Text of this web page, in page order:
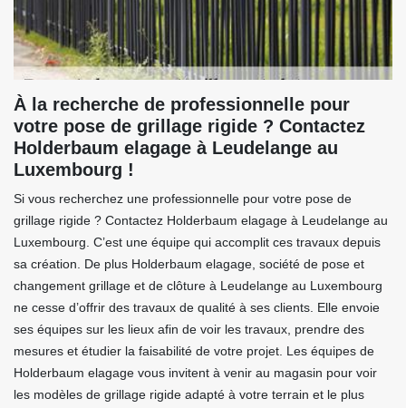
À la recherche de professionnelle pour
votre pose de grillage rigide ? Contactez
Holderbaum elagage à Leudelange au
Luxembourg !
Si vous recherchez une professionnelle pour votre pose de
grillage rigide ? Contactez Holderbaum elagage à Leudelange au
Luxembourg. C’est une équipe qui accomplit ces travaux depuis
sa création. De plus Holderbaum elagage, société de pose et
changement grillage et de clôture à Leudelange au Luxembourg
ne cesse d’offrir des travaux de qualité à ses clients. Elle envoie
ses équipes sur les lieux afin de voir les travaux, prendre des
mesures et étudier la faisabilité de votre projet. Les équipes de
Holderbaum elagage vous invitent à venir au magasin pour voir
les modèles de grillage rigide adapté à votre terrain et le plus